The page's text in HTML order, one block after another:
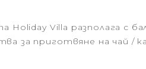
Holiday Villa разполага
за приготвяне на чай /